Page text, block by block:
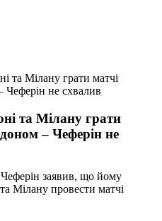
та Мілану грати матчі
Чеферін не схвалив
та Мілану грати
– Чеферін не
заявив, що йому
Мілану провести матчі